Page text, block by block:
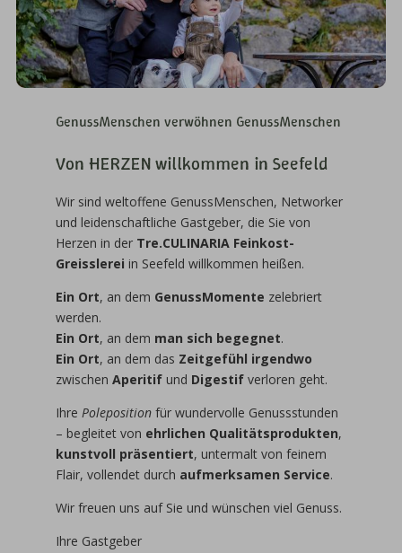
GenussMenschen verwöhnen GenussMenschen
Von HERZEN willkommen in Seefeld
Wir sind weltoffene GenussMenschen, Networker
und leidenschaftliche Gastgeber, die Sie von
Herzen in der Tre.CULINARIA Feinkost-
Greisslerei in Seefeld willkommen heißen.
Ein Ort, an dem GenussMomente zelebriert
werden.
Ein Ort, an dem man sich begegnet.
Ein Ort, an dem das Zeitgefühl irgendwo
zwischenAperitif und Digestif verloren geht.
IhrePoleposition für wundervolle Genussstunden
– begleitet von ehrlichen Qualitätsprodukten,
kunstvoll präsentiert, untermalt von feinem
Flair, vollendet durch aufmerksamen Service.
Wir freuen uns auf Sie und wünschen viel Genuss.
Ihre Gastgeber